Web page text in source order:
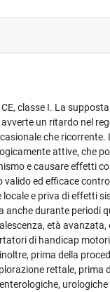
classe I. La
un ritardo nel
che ricorrente.
attive, che
e causare effetti
ed efficace
e priva di effetti
anche durante periodi
età avanzata,
di handicap
prima della
rettale, prima
urologiche